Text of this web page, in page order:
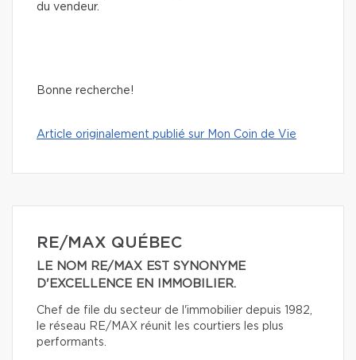
du vendeur.
Bonne recherche!
Article originalement publié sur Mon Coin de Vie
RE/MAX QUÉBEC
LE NOM RE/MAX EST SYNONYME
D'EXCELLENCE EN IMMOBILIER.
Chef de file du secteur de l'immobilier depuis 1982,
le réseau RE/MAX réunit les courtiers les plus
performants.